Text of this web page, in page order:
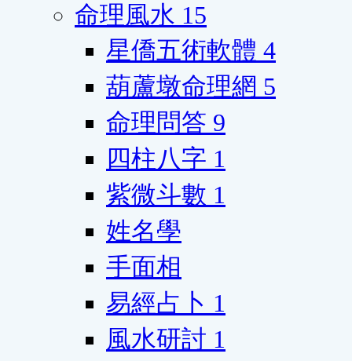
命理風水 15
星僑五術軟體 4
葫蘆墩命理網 5
命理問答 9
四柱八字 1
紫微斗數 1
姓名學
手面相
易經占卜 1
風水研討 1